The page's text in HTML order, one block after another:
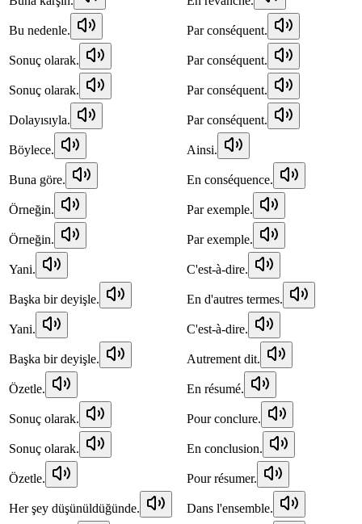
Bu nedenle. Par conséquent.
Sonuç olarak. Par conséquent.
Sonuç olarak. Par conséquent.
Dolayısıyla. Par conséquent.
Böylece. Ainsi.
Buna göre. En conséquence.
Örneğin. Par exemple.
Örneğin. Par exemple.
Yani. C'est-à-dire.
Başka bir deyişle. En d'autres termes.
Yani. C'est-à-dire.
Başka bir deyişle. Autrement dit.
Özetle. En résumé.
Sonuç olarak. Pour conclure.
Sonuç olarak. En conclusion.
Özetle. Pour résumer.
Her şey düşünüldüğünde. Dans l'ensemble.